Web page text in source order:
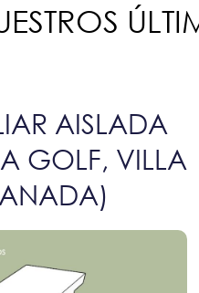
AISLADA
GOLF, VILLA